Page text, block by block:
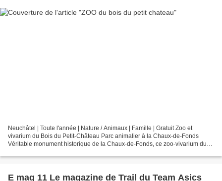
Neuchâtel | Toute l'année | Nature / Animaux | Famille | Gratuit Zoo et
vivarium du Bois du Petit-Château Parc animalier à la Chaux-de-Fonds
Véritable monument historique de la Chaux-de-Fonds, ce zoo-vivarium du
E mag 11 Le magazine de Trail du Team Asics